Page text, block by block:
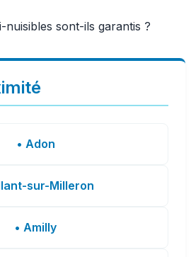
nuisibles sont-ils garantis ?
• Adon
sur-Milleron
• Amilly